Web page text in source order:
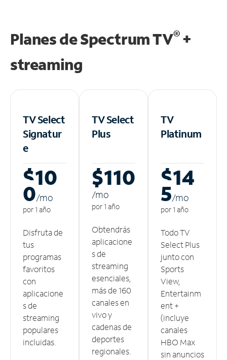
Planes de Spectrum TV®+
streaming
TV Select
Signatur
e
$10
0/mo
por 1 año
Disfruta de
tus
programas
favoritos
con
aplicacione
s de
streaming
populares
incluidas.
TV Select
Plus
$110
/mo
por 1 año
Obtendrás
aplicacione
s de
streaming
esenciales,
más de 160
canales en
vivo y
cadenas de
deportes
regionales.
TV
Platinum
$14
5/mo
por 1 año
Todo TV
Select Plus
junto con
Sports
View,
Entertainm
ent +
(incluye
canales
HBO Max
sin anuncios